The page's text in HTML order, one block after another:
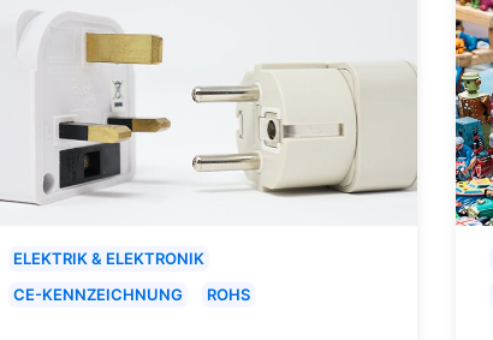
ELEKTRIK & ELEKTRONIK
CE-KENNZEICHNUNG
ROHS